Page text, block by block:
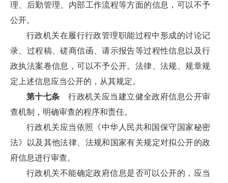
理、后勤管理、内部工作流程等方面的信息，可以不予
公开。
行政机关在履行行政管理职能过程中形成的讨论记
录、过程稿、磋商信函、请示报告等过程性信息以及行
政执法案卷信息，可以不予公开。法律、法规、规章规
定上述信息应当公开的，从其规定。
第十七条 行政机关应当建立健全政府信息公开审
查机制，明确审查的程序和责任。
行政机关应当依照《中华人民共和国保守国家秘密
法》以及其他法律、法规和国家有关规定对拟公开的政
府信息进行审查。
行政机关不能确定政府信息是否可以公开的，应当